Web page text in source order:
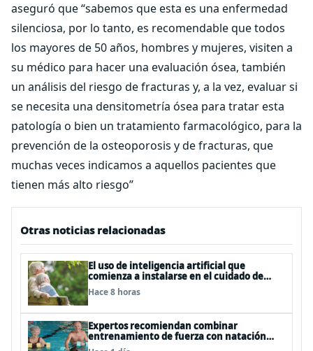
aseguró que “sabemos que esta es una enfermedad
silenciosa, por lo tanto, es recomendable que todos
los mayores de 50 años, hombres y mujeres, visiten a
su médico para hacer una evaluación ósea, también
un análisis del riesgo de fracturas y, a la vez, evaluar si
se necesita una densitometría ósea para tratar esta
patología o bien un tratamiento farmacológico, para la
prevención de la osteoporosis y de fracturas, que
muchas veces indicamos a aquellos pacientes que
tienen más alto riesgo”
Otras noticias relacionadas
El uso de inteligencia artificial que
comienza a instalarse en el cuidado de
personas mayores
Hace 8 horas
Expertos recomiendan combinar
entrenamiento de fuerza con natación
para fortalecer la salud